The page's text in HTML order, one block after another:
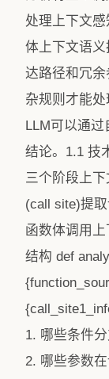
处理上下文
体上下文语
达路径和冗
杂规则才能
LLM可以通
结论。1.1 技
三个阶段上
(call site)提
函数体调用
结构 def
1. 哪些条件
2. 哪些参数